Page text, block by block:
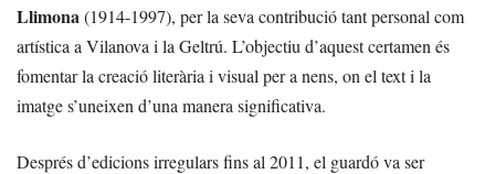
Llimona(1914-1997), per la seva contribució tant personal com
artística a Vilanova i la Geltrú. L’objectiu d’aquest certamen és
fomentar la creació literària i visual per a nens, on el text i la
imatge s’uneixen d’una manera significativa.
Després d’edicions irregulars fins al 2011, el guardó va ser